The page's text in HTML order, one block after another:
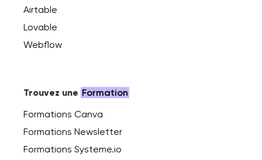
Airtable
Lovable
Webflow
Trouvez une Formation
Formations Canva
Formations Newsletter
Formations Systeme.io